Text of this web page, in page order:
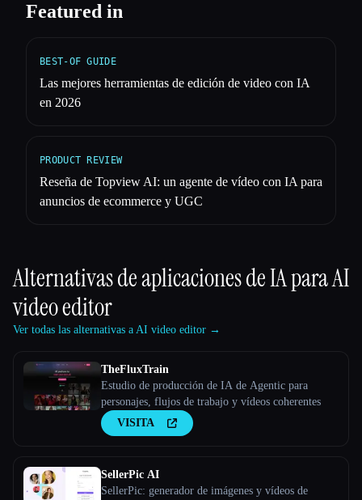
Featured in
BEST-OF GUIDE
Las mejores herramientas de edición de video con IA
en 2026
PRODUCT REVIEW
Reseña de Topview AI: un agente de vídeo con IA para
anuncios de ecommerce y UGC
Alternativas de aplicaciones de IA paraAI
video editor
Ver todas las alternativas a AI video editor →
TheFluxTrain
Estudio de producción de IA de Agentic para
personajes, flujos de trabajo y vídeos coherentes
VISITA
SellerPic AI
SellerPic: generador de imágenes y vídeos de